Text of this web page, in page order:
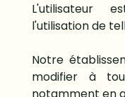
L'utilisateur
l'utilisation de
Notre
modifier à